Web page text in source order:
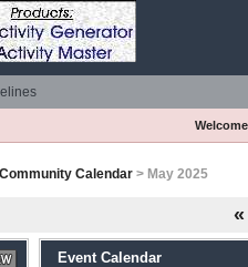
Community Calendar> May 2025
«
Event Calendar